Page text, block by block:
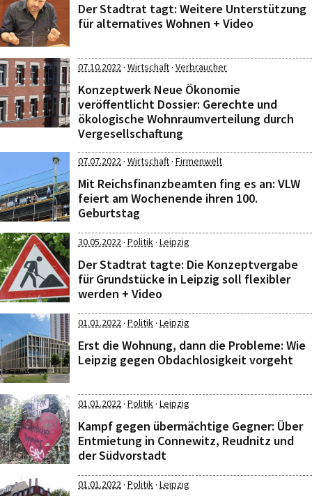
Der Stadtrat tagt: Weitere Unterstützung
für alternatives Wohnen + Video
07.10.2022· Wirtschaft· Verbraucher
Konzeptwerk Neue Ökonomie
veröffentlicht Dossier: Gerechte und
ökologische Wohnraumverteilung durch
Vergesellschaftung
07.07.2022· Wirtschaft· Firmenwelt
Mit Reichsfinanzbeamten fing es an: VLW
feiert am Wochenende ihren 100.
Geburtstag
30.05.2022· Politik· Leipzig
Der Stadtrat tagte: Die Konzeptvergabe
für Grundstücke in Leipzig soll flexibler
werden + Video
01.01.2022· Politik· Leipzig
Erst die Wohnung, dann die Probleme: Wie
Leipzig gegen Obdachlosigkeit vorgeht
01.01.2022· Politik· Leipzig
Kampf gegen übermächtige Gegner: Über
Entmietung in Connewitz, Reudnitz und
der Südvorstadt
01.01.2022· Politik· Leipzig